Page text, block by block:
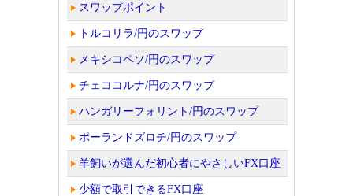
スワップポイント
トルコリラ/円のスワップ
メキシコペソ/円のスワップ
チェココルナ/円のスワップ
ハンガリーフォリント/円のスワップ
ポーランドズロチ/円のスワップ
羊飼いが選んだ初心者にやさしいFX口座
少額で取引できるFX口座